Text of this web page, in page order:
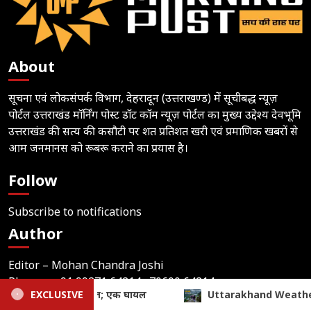
About
सूचना एवं लोकसंपर्क विभाग, देहरादून (उत्तराखण्ड) में सूचीबद्ध न्यूज़
पोर्टल उत्तराखंड मॉर्निंग पोस्ट डॉट कॉम न्यूज़ पोर्टल का मुख्य उद्देश्य देवभूमि
उत्तराखंड की सत्य की कसौटी पर शत प्रतिशत खरी एवं प्रमाणिक खबरों से
आम जनमानस को रूबरू कराने का प्रयास है।
Follow
Subscribe to notifications
Author
Editor – Mohan Chandra Joshi
Phone –+91 99271 64214, 70600 64214
Email –uttarakhandmorningpost@gmail.com
EXCLUSIVE
Weather Update: भारी से बहुत भारी बारिश का अलर्ट, 4 जिलों